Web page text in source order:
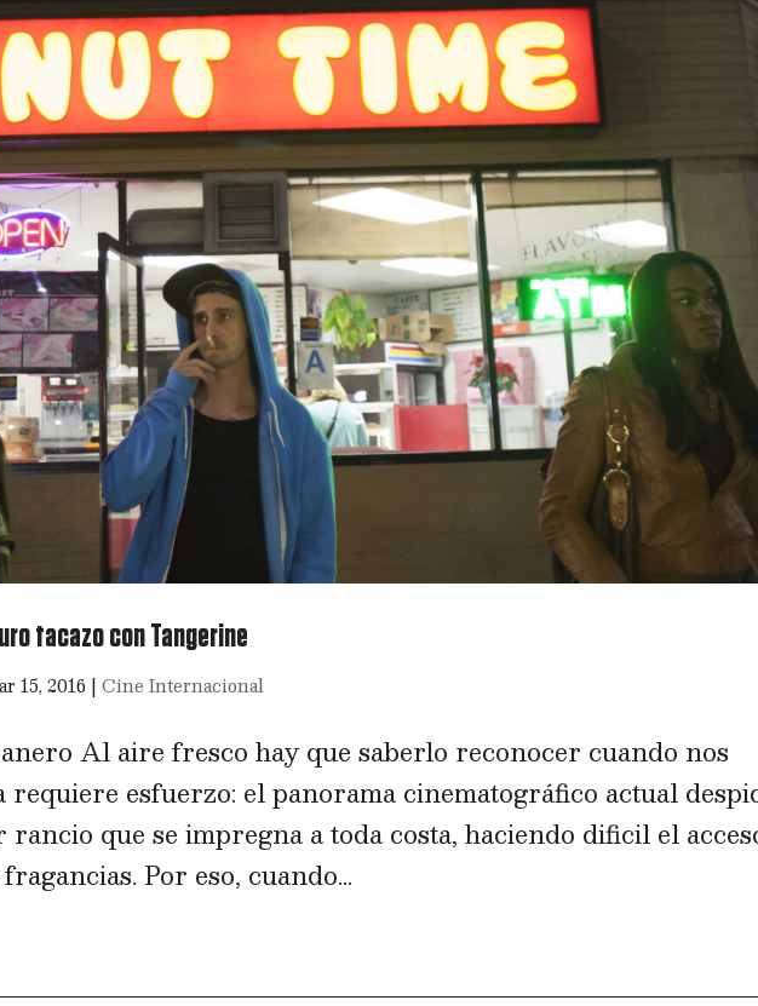
tacazo con Tangerine
15, 2016 |Cine Internacional
Al aire fresco hay que saberlo reconocer cuando nos
requiere esfuerzo: el panorama cinematográfico actual
que se impregna a toda costa, haciendo dificil el
Por eso, cuando...